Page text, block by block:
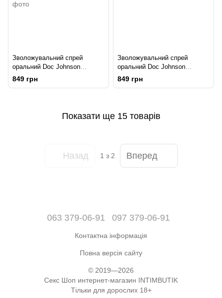
Зволожувальний спрей
оральний Doc Johnson
GoodHead – Juicy Head – Dry
Mouth Spray – Watermelon 2 fl.
849 грн
Зволожувальний спрей
оральний Doc Johnson
GoodHead – Juicy Head – Dry
Mouth Spray – Cotton Candy 2
849 грн
Показати ще 15 товарів
Назад 1 з 2 Вперед
063 379-06-91 097 379-06-91
Контактна інформація
Повна версія сайту
© 2019—2026
Секс Шоп интернет-магазин INTIMBUTIK
Тільки для дорослих 18+